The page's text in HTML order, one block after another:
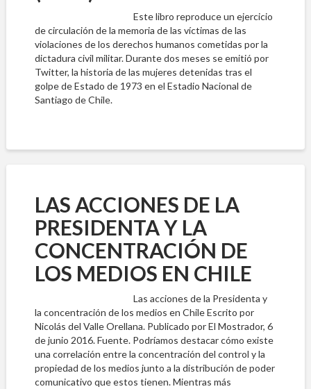
Este libro reproduce un ejercicio
de circulación de la memoria de las víctimas de las
violaciones de los derechos humanos cometidas por la
dictadura civil militar. Durante dos meses se emitió por
Twitter, la historia de las mujeres detenidas tras el
golpe de Estado de 1973 en el Estadio Nacional de
Santiago de Chile.
LAS ACCIONES DE LA
PRESIDENTA Y LA
CONCENTRACIÓN DE
LOS MEDIOS EN CHILE
Las acciones de la Presidenta y
la concentración de los medios en Chile Escrito por
Nicolás del Valle Orellana. Publicado por El Mostrador, 6
de junio 2016. Fuente. Podríamos destacar cómo existe
una correlación entre la concentración del control y la
propiedad de los medios junto a la distribución de poder
comunicativo que estos tienen. Mientras más